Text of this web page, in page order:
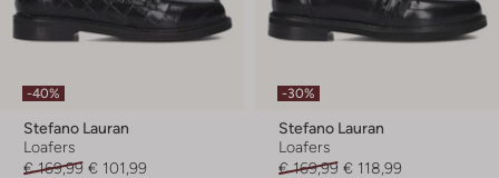
-40%
Stefano Lauran
Loafers
€ 169,99 € 101,99
-30%
Stefano Lauran
Loafers
€ 169,99 € 118,99